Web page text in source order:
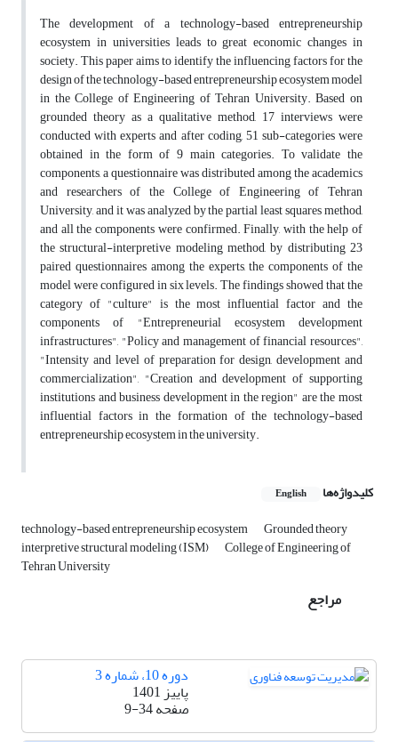
The development of a technology-based entrepreneurship
ecosystem in universities leads to great economic changes in
society. This paper aims to identify the influencing factors for the
design of the technology-based entrepreneurship ecosystem model
in the College of Engineering of Tehran University. Based on
grounded theory as a qualitative method, 17 interviews were
conducted with experts and after coding, 51 sub-categories were
obtained in the form of 9 main categories. To validate the
components, a questionnaire was distributed among the academics
and researchers of the College of Engineering of Tehran
University, and it was analyzed by the partial least squares method,
and all the components were confirmed. Finally, with the help of
the structural-interpretive modeling method, by distributing 23
paired questionnaires among the experts, the components of the
model were configured in six levels. The findings showed that the
category of "culture" is the most influential factor and the
components of "Entrepreneurial ecosystem development
infrastructures", "Policy and management of financial resources",
"Intensity and level of preparation for design, development and
commercialization", "Creation and development of supporting
institutions and business development in the region" are the most
influential factors in the formation of the technology-based
entrepreneurship ecosystem in the university.
کلیدواژه‌ها English
technology-based entrepreneurship ecosystem Grounded theory
interpretive structural modeling (ISM) College of Engineering of
Tehran University
مراجع
دوره 10، شماره 3
پاییز 1401
صفحه9-34